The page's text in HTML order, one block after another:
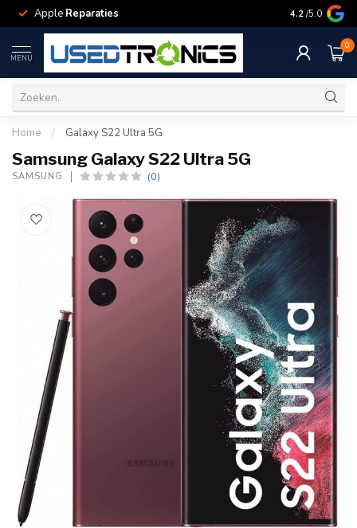
Apple Reparaties Samsung
4.2 /5.0
MENU
0
Home / Galaxy S22 Ultra 5G
Samsung Galaxy S22 Ultra 5G
SAMSUNG (0)